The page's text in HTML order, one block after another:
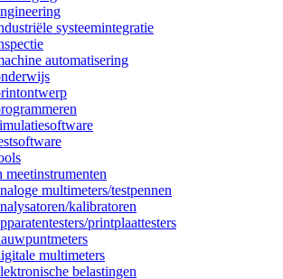
systeemintegratie
automatisering
meetinstrumenten
multimeters/testpennen
kalibratoren
printplaattesters
multimeters
belastingen